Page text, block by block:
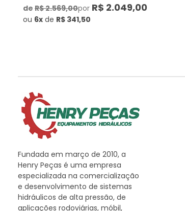
de R$ 2.569,00por R$ 2.049,00
ou 6x de R$ 341,50
Fundada em março de 2010, a
Henry Peças é uma empresa
especializada na comercialização
e desenvolvimento de sistemas
hidráulicos de alta pressão, de
aplicações rodoviárias, móbil,